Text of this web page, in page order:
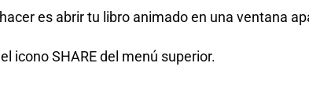
es abrir tu libro animado en una ventana
icono SHARE del menú superior.